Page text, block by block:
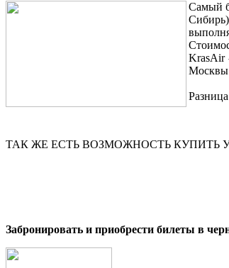
Самый
KrasAir
Москвы
ТАК ЖЕ ЕСТЬ ВОЗМОЖНОСТЬ КУПИТЬ
Забронировать и приобрести билеты в